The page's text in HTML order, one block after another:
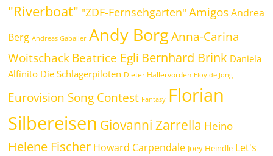
"Riverboat" "ZDF-Fernsehgarten" Amigos Andrea
Berg Andreas Gabalier Andy Borg Anna-Carina
WoitschackBeatrice Egli Bernhard Brink Daniela
Alfinito Die Schlagerpiloten Dieter Hallervorden Eloy de Jong
Eurovision Song Contest Fantasy Florian
Silbereisen Giovanni Zarrella Heino
Helene Fischer Howard Carpendale Joey Heindle Let's